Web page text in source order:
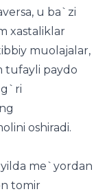
u ba`zi
xastaliklar
muolajalar,
tufayli paydo
oshiradi.
yilda me`yordan
tomir